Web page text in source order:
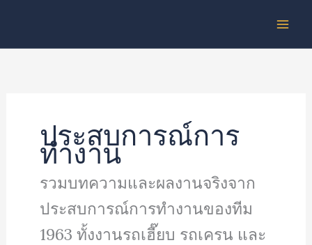
content
ประสบการณ์การ
ทำงาน
รวมบทความและผลงานจริงจาก
ประสบการณ์การทำงานของทีม
1963 ทั้งงานรถเฮี๊ยบ รถเครน และ